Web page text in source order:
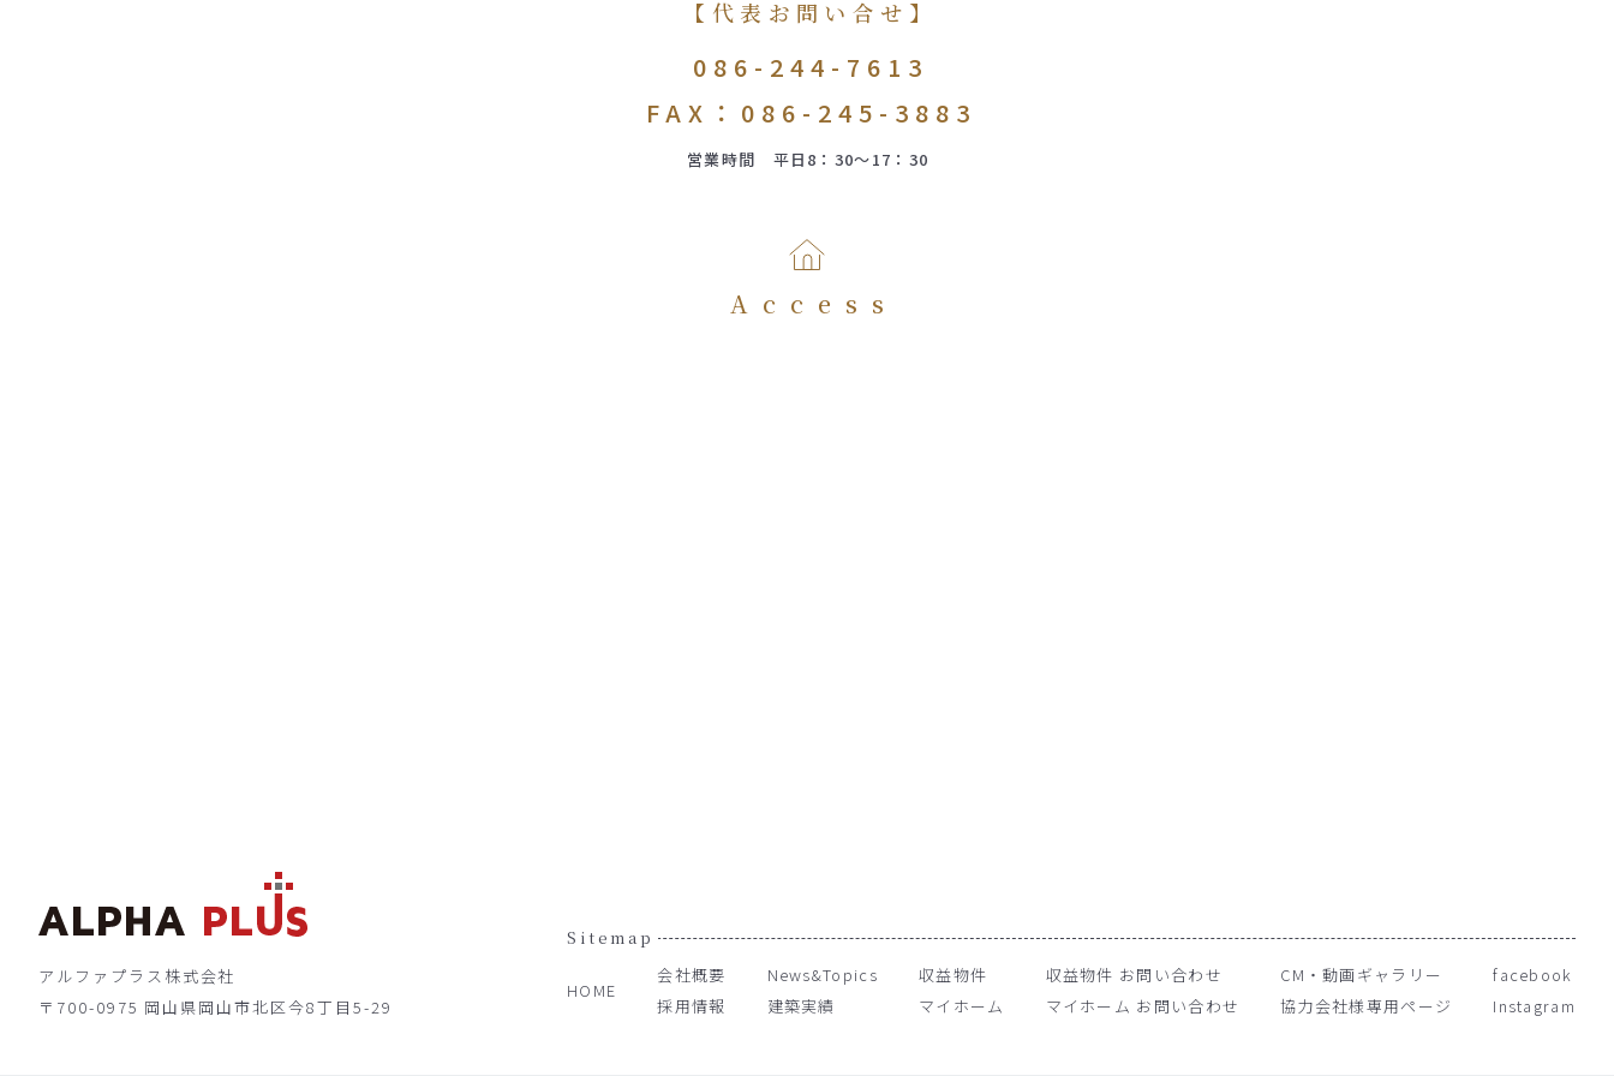
【代表お問い合せ】
086-244-7613
FAX：086-245-3883
営業時間 平日8：30～17：30
Access
アルファプラス株式会社
〒700-0975 岡山県岡山市北区今8丁目5-29
Sitemap
HOME
会社概要
採用情報
News&Topics
建築実績
収益物件
マイホーム
収益物件 お問い合わせ
マイホーム お問い合わせ
CM・動画ギャラリー
協力会社様専用ページ
facebook
Instagram